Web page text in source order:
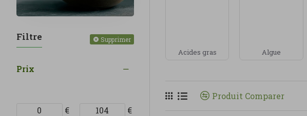
Filtre Supprimer
Prix
€ €
qualité et des marques
, des
Cette catégorie s’adresse à ceux
Acides gras Algue
Produit Comparer